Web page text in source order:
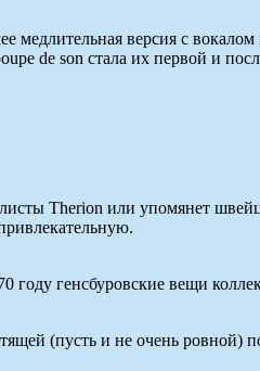
медлительная версия с
de son стала их первой и
Therion или упомянет
генсбуровские вещи
(пусть и не очень ровной)